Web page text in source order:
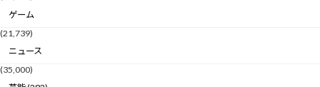
ゲーム
(21,739)
ニュース
(35,000)